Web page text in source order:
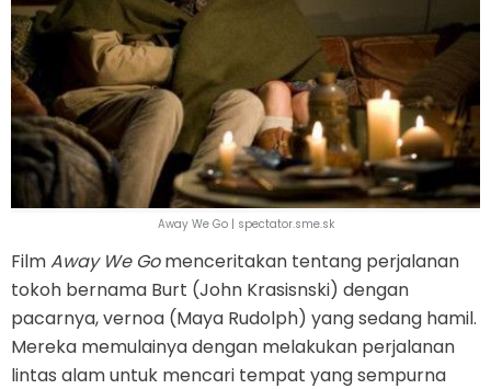
Away We Go | spectator.sme.sk
FilmAway We Gomenceritakan tentang perjalanan
tokoh bernama Burt (John Krasisnski) dengan
pacarnya, vernoa (Maya Rudolph) yang sedang hamil.
Mereka memulainya dengan melakukan perjalanan
lintas alam untuk mencari tempat yang sempurna